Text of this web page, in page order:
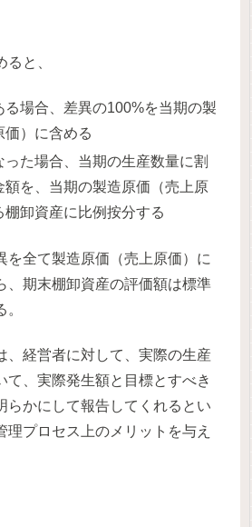
と、
る場合、差異の100%を当期の製
価）に含める
った場合、当期の生産数量に割
額を、当期の製造原価（売上原
棚卸資産に比例按分する
を全て製造原価（売上原価）に
、期末棚卸資産の評価額は標準
、経営者に対して、実際の生産
て、実際発生額と目標とすべき
らかにして報告してくれるとい
理プロセス上のメリットを与え